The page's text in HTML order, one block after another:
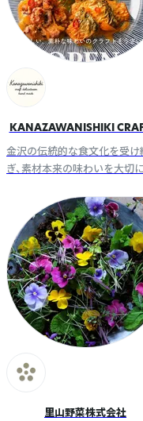
KANAZAWANISHIKI
ELICATESSEN
金沢の伝統的な食文化を受け
ぎ、素材本来の味わいを大切
トラディショナルな佃煮を製
販売するフードブランドです
里山野菜株式会社